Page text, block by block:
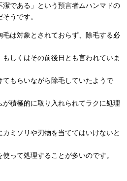
潔である」という預言者ムハンマドの
うです。
は対象とされておらず、除毛する必
しくはその前後日とも言われていま
もらいながら除毛していたようで
が積極的に取り入れられてラクに処理
ミソリや刃物を当ててはいけないと
って処理することが多いのです。